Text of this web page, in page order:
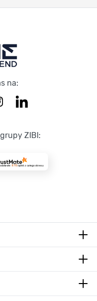
na:
ZIBI:
8715opinii z całego okresu